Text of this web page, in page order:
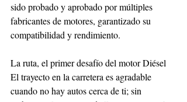
sido probado y aprobado por múltiples
fabricantes de motores, garantizado su
compatibilidad y rendimiento.
La ruta, el primer desafío del motor Diésel
El trayecto en la carretera es agradable
cuando no hay autos cerca de ti; sin